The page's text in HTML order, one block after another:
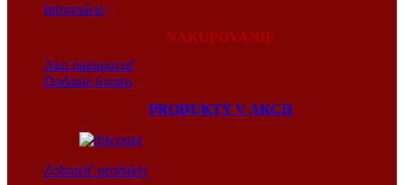
Informácie
NAKUPOVANIE
Ako nakupovať
Dodanie tovaru
PRODUKTY V AKCII
Zobraziť produkty